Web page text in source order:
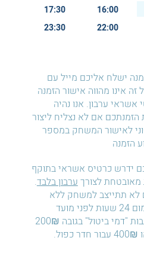
16:00
17:30
22:00
23:30
ישלח אליכם מייל עם
זה אינו מהווה אישור הזמנה
ערבון. אנו נהיה
אם לא נצליח ליצור
לאישור המשחק במספר
הזמנה
ידרש כרטיס אשראי בתוקף
לצורךערבון בלבד.
לא תתייצב למשחק ללא
התראה של מינימום 24 שעות לפני מועד
המשחק נאלץ לגבות "דמי ביטול" בגובה 200₪